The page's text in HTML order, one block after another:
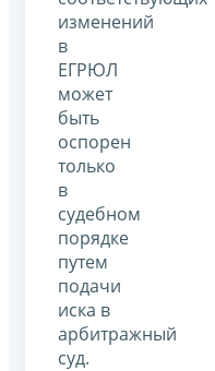
изменений
в
ЕГРЮЛ
может
быть
оспорен
только
в
судебном
порядке
путем
подачи
иска в
арбитражный
суд.